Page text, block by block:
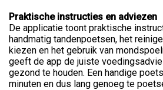
Praktische instructies en adviezen
De applicatie toont praktische
handmatig tandenpoetsen, het
kiezen en het gebruik van
geeft de app de juiste
gezond te houden. Een handige
minuten en dus lang genoeg te